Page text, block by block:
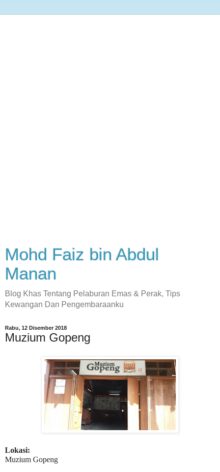
Mohd Faiz bin Abdul
Manan
Blog Khas Tentang Pelaburan Emas & Perak, Tips
Kewangan Dan Pengembaraanku
Rabu, 12 Disember 2018
Muzium Gopeng
Lokasi:
Muzium Gopeng